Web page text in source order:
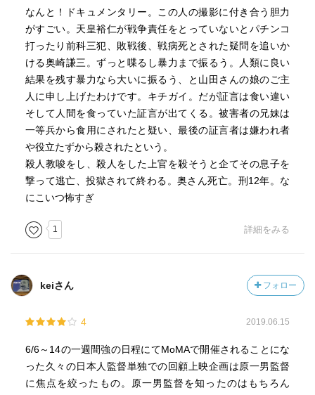
べての舞台ではないせよ、くじ引きを引いて殺したり、役
に立たない人物から食べられた、おれは沢の方角が分かっ
たり役に立つから免れたが、誰かは誰かを殺そうとし、誰
かはそれに反対し、ということが横行していたことが語ら
れる。
集団においては、次は自分の番かもしれない、というリス
クがあるようなことはしないのでは、と思ったがそうでも
ないらしい。
ところで、軍法会議を通さず処刑、のような横暴も当時の
末期にはまかり通っていたのかと思ったが、これが問題と
い、という言い方からも、そこまで無法ではなかったこと
所によって温度感に差はありそう。
らないだろう。が、それが平時に戻ったときにどう扱われ
るか、「そういうものだ」なのか「公然の秘密として後ろ
めたく蓋をする」のか、その違いはあるのかもしれない。
なんと！ドキュメンタリー。この人の撮影に付き合う胆力
がすごい。天皇裕仁が戦争責任をとっていないとパチンコ
打ったり前科三犯、敗戦後、戦病死とされた疑問を追いか
ける奥崎謙三。ずっと喋るし暴力まで振るう。人類に良い
結果を残す暴力なら大いに振るう、と山田さんの娘のご主
人に申し上げたわけです。キチガイ。だが証言は食い違い
そして人間を食っていた証言が出てくる。被害者の兄妹は
一等兵から食用にされたと疑い、最後の証言者は嫌われ者
や役立たずから殺されたという。
殺人教唆をし、殺人をした上官を殺そうと企てその息子を
撃って逃亡、投獄されて終わる。奥さん死亡。刑12年。な
にこいつ怖すぎ
1 詳細をみる
keiさん フォロー
4 2019.06.15
6/6～14の一週間強の日程にてMoMAで開催されることにな
った久々の日本人監督単独での回顧上映企画は原一男監督
に焦点を絞ったもの。原一男監督を知ったのはもちろん